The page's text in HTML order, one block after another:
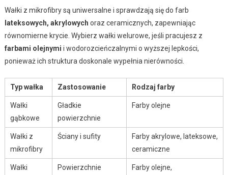
Wałki z mikrofibry są uniwersalne i sprawdzają się do farb
lateksowych, akrylowych oraz ceramicznych, zapewniając
równomierne krycie. Wybierz wałki welurowe, jeśli pracujesz z
farbami olejnymi i wodorozcieńczalnymi o wyższej lepkości,
ponieważ ich struktura doskonale wypełnia nierówności.
Typ wałka Zastosowanie Rodzaj farby
Wałki
gąbkowe
Gładkie
powierzchnie
Farby olejne
Wałki z
mikrofibry
Ściany i sufity
Farby akrylowe, lateksowe,
ceramiczne
Wałki
Powierzchnie
Farby olejne,